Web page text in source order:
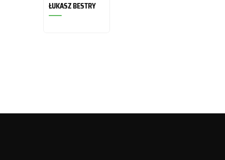
ŁUKASZ BESTRY